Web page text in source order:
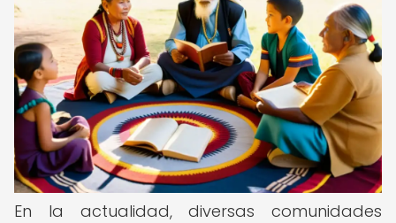
En la actualidad, diversas comunidades